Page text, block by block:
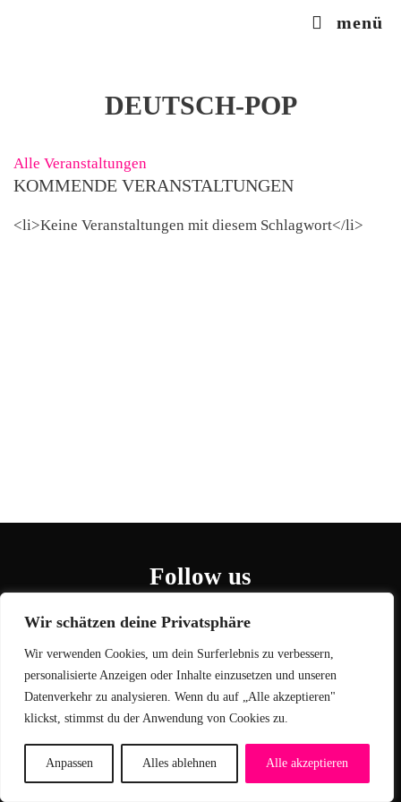
Wir schätzen deine Privatsphäre
Wir verwenden Cookies, um dein Surferlebnis zu verbessern,
personalisierte Anzeigen oder Inhalte einzusetzen und unseren
Datenverkehr zu analysieren. Wenn du auf „Alle akzeptieren"
klickst, stimmst du der Anwendung von Cookies zu.
Anpassen Alles ablehnen Alle akzeptieren
menü
DEUTSCH-POP
Alle Veranstaltungen
KOMMENDE VERANSTALTUNGEN
<li>Keine Veranstaltungen mit diesem Schlagwort</li>
Follow us
Jobs Cookie Einstellungen Datenschutz Kontakt Impressum